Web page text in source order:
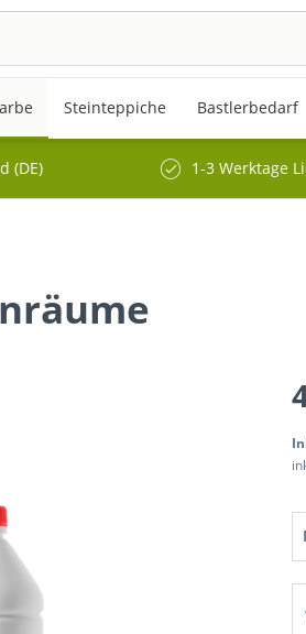
Steinteppiche Bastlerbedarf
(DE) 1-3 Werktage